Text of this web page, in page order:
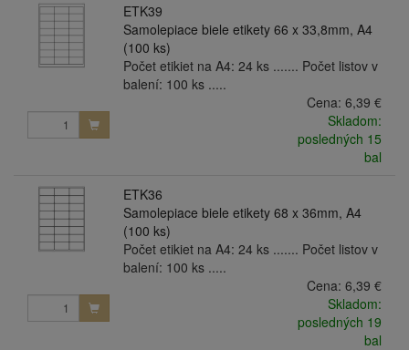
ETK39
Samolepiace biele etikety 66 x 33,8mm, A4
(100 ks)
Počet etikiet na A4: 24 ks ....... Počet listov v
balení: 100 ks .....
Cena: 6,39 €
Skladom:
posledných 15
bal
ETK36
Samolepiace biele etikety 68 x 36mm, A4
(100 ks)
Počet etikiet na A4: 24 ks ....... Počet listov v
balení: 100 ks .....
Cena: 6,39 €
Skladom:
posledných 19
bal